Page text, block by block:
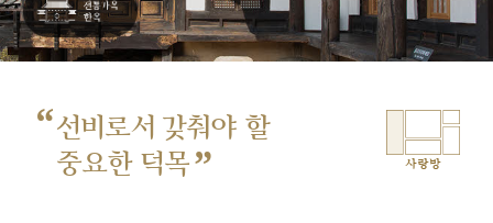
“선비로서 갖춰야 할
중요한 덕목” 사랑방